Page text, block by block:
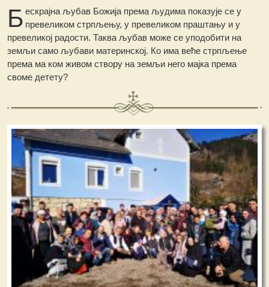
Б ескрајна љубав Божија према људима показује се у
превеликом стрпљењу, у превеликом праштању и у
превеликој радости. Таква љубав може се уподобити на
земљи само љубави материнској. Ко има веће стрпљење
према ма ком живом створу на земљи него мајка према
своме детету?